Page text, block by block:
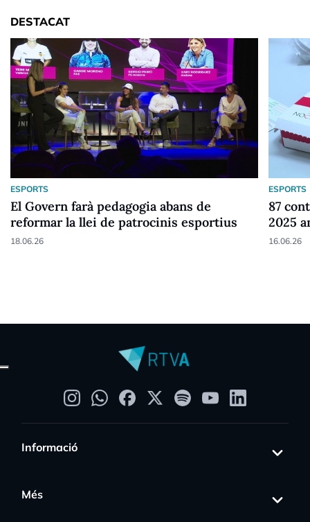
DESTACAT
ESPORTS
El Govern farà pedagogia abans de
reformar la llei de patrocinis esportius
18.06.26
ESPORTS
87
2025
16.06.26
Informació
Més